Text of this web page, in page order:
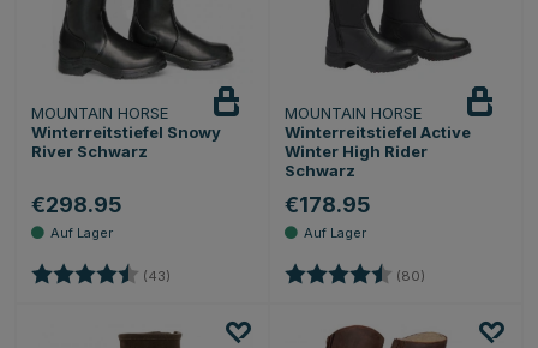
MOUNTAIN HORSE
Winterreitstiefel Snowy
River Schwarz
€298.95
Bewertung: (43) 4.4 von 5 Sternen
MOUNTAIN HORSE
Winterreitstiefel Active
Winter High Rider
Schwarz
€178.95
Bewertung: (80)